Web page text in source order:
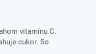
vitamínu C.
cukor. So